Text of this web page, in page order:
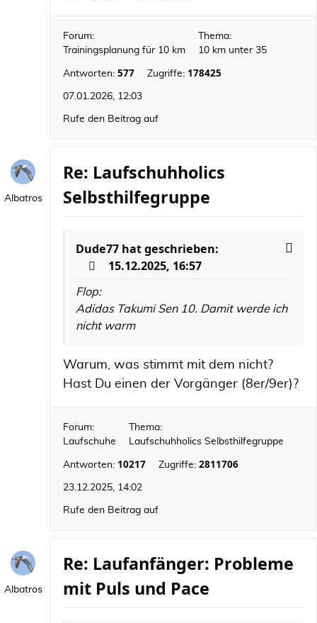
Forum:
Trainingsplanung für 10 km
Thema:
10 km unter 35
Antworten: 577 Zugriffe: 178425
07.01.2026, 12:03
Rufe den Beitrag auf
Albatros
Re: Laufschuhholics
Selbsthilfegruppe
Dude77 hat geschrieben:
15.12.2025, 16:57
Flop:
Adidas Takumi Sen 10. Damit werde ich
nicht warm
Warum, was stimmt mit dem nicht?
Hast Du einen der Vorgänger (8er/9er)?
Forum:
Laufschuhe
Thema:
Laufschuhholics Selbsthilfegruppe
Antworten: 10217 Zugriffe: 2811706
23.12.2025, 14:02
Rufe den Beitrag auf
Albatros
Re: Laufanfänger: Probleme
mit Puls und Pace